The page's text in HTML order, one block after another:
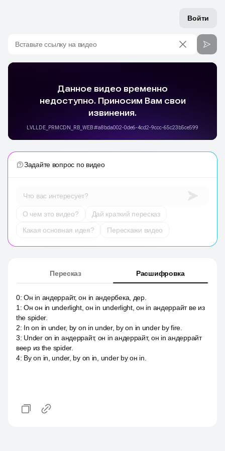
Войти
Вставьте ссылку на видео
Задайте вопрос по видео
Что вас интересует?
О чем это видео?
Дай краткий пересказ
Какая основная идея?
Перескажи видео
Пересказ Расшифровка
0:Он in андеррайт, он in андербека, дер.
1 :Он он in underlight, он in underlight, он in андеррайт ве из
the spider.
2: In on in under, by on in under, by on in under by fire.
3: Under on in андеррайт, он in андеррайт, он in андеррайт
веер из the spider.
4: By on in, under, by on in, under by он in.